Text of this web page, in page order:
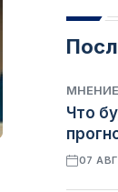
Что
07